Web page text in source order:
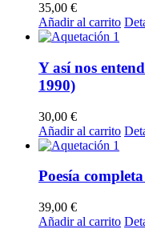
35,00 €
Añadir al carrito
Y así nos
1990)
30,00 €
Añadir al carrito
Poesía
39,00 €
Añadir al carrito